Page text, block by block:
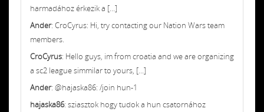
harmadához érkezik a [...]
Ander: CroCyrus: Hi, try contacting our Nation Wars team
members.
CroCyrus: Hello guys, im from croatia and we are organizing
a sc2 league simmilar to yours, [...]
Ander: @hajaska86: /join hun-1
hajaska86: sziasztok hogy tudok a hun csatornához